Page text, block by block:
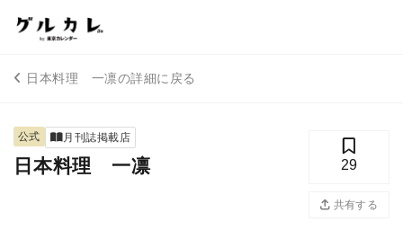
日本料理 一凛の詳細に戻る
公式 月刊誌掲載店
日本料理 一凛 29
共有する